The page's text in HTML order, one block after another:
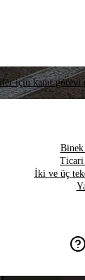
için kanıt görevi
Binek
Ticari
İki ve üç